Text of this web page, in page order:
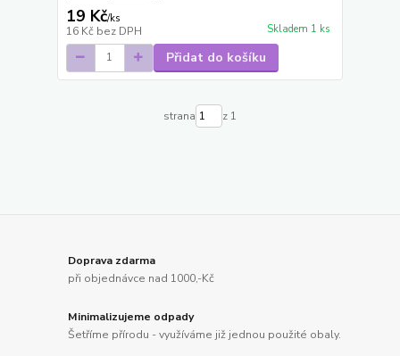
19 Kč/ks
16 Kč bez DPH Skladem 1 ks
Přidat do košíku
strana z 1
Doprava zdarma
při objednávce nad 1000,-Kč
Minimalizujeme odpady
Šetříme přírodu - využíváme již jednou použité obaly.